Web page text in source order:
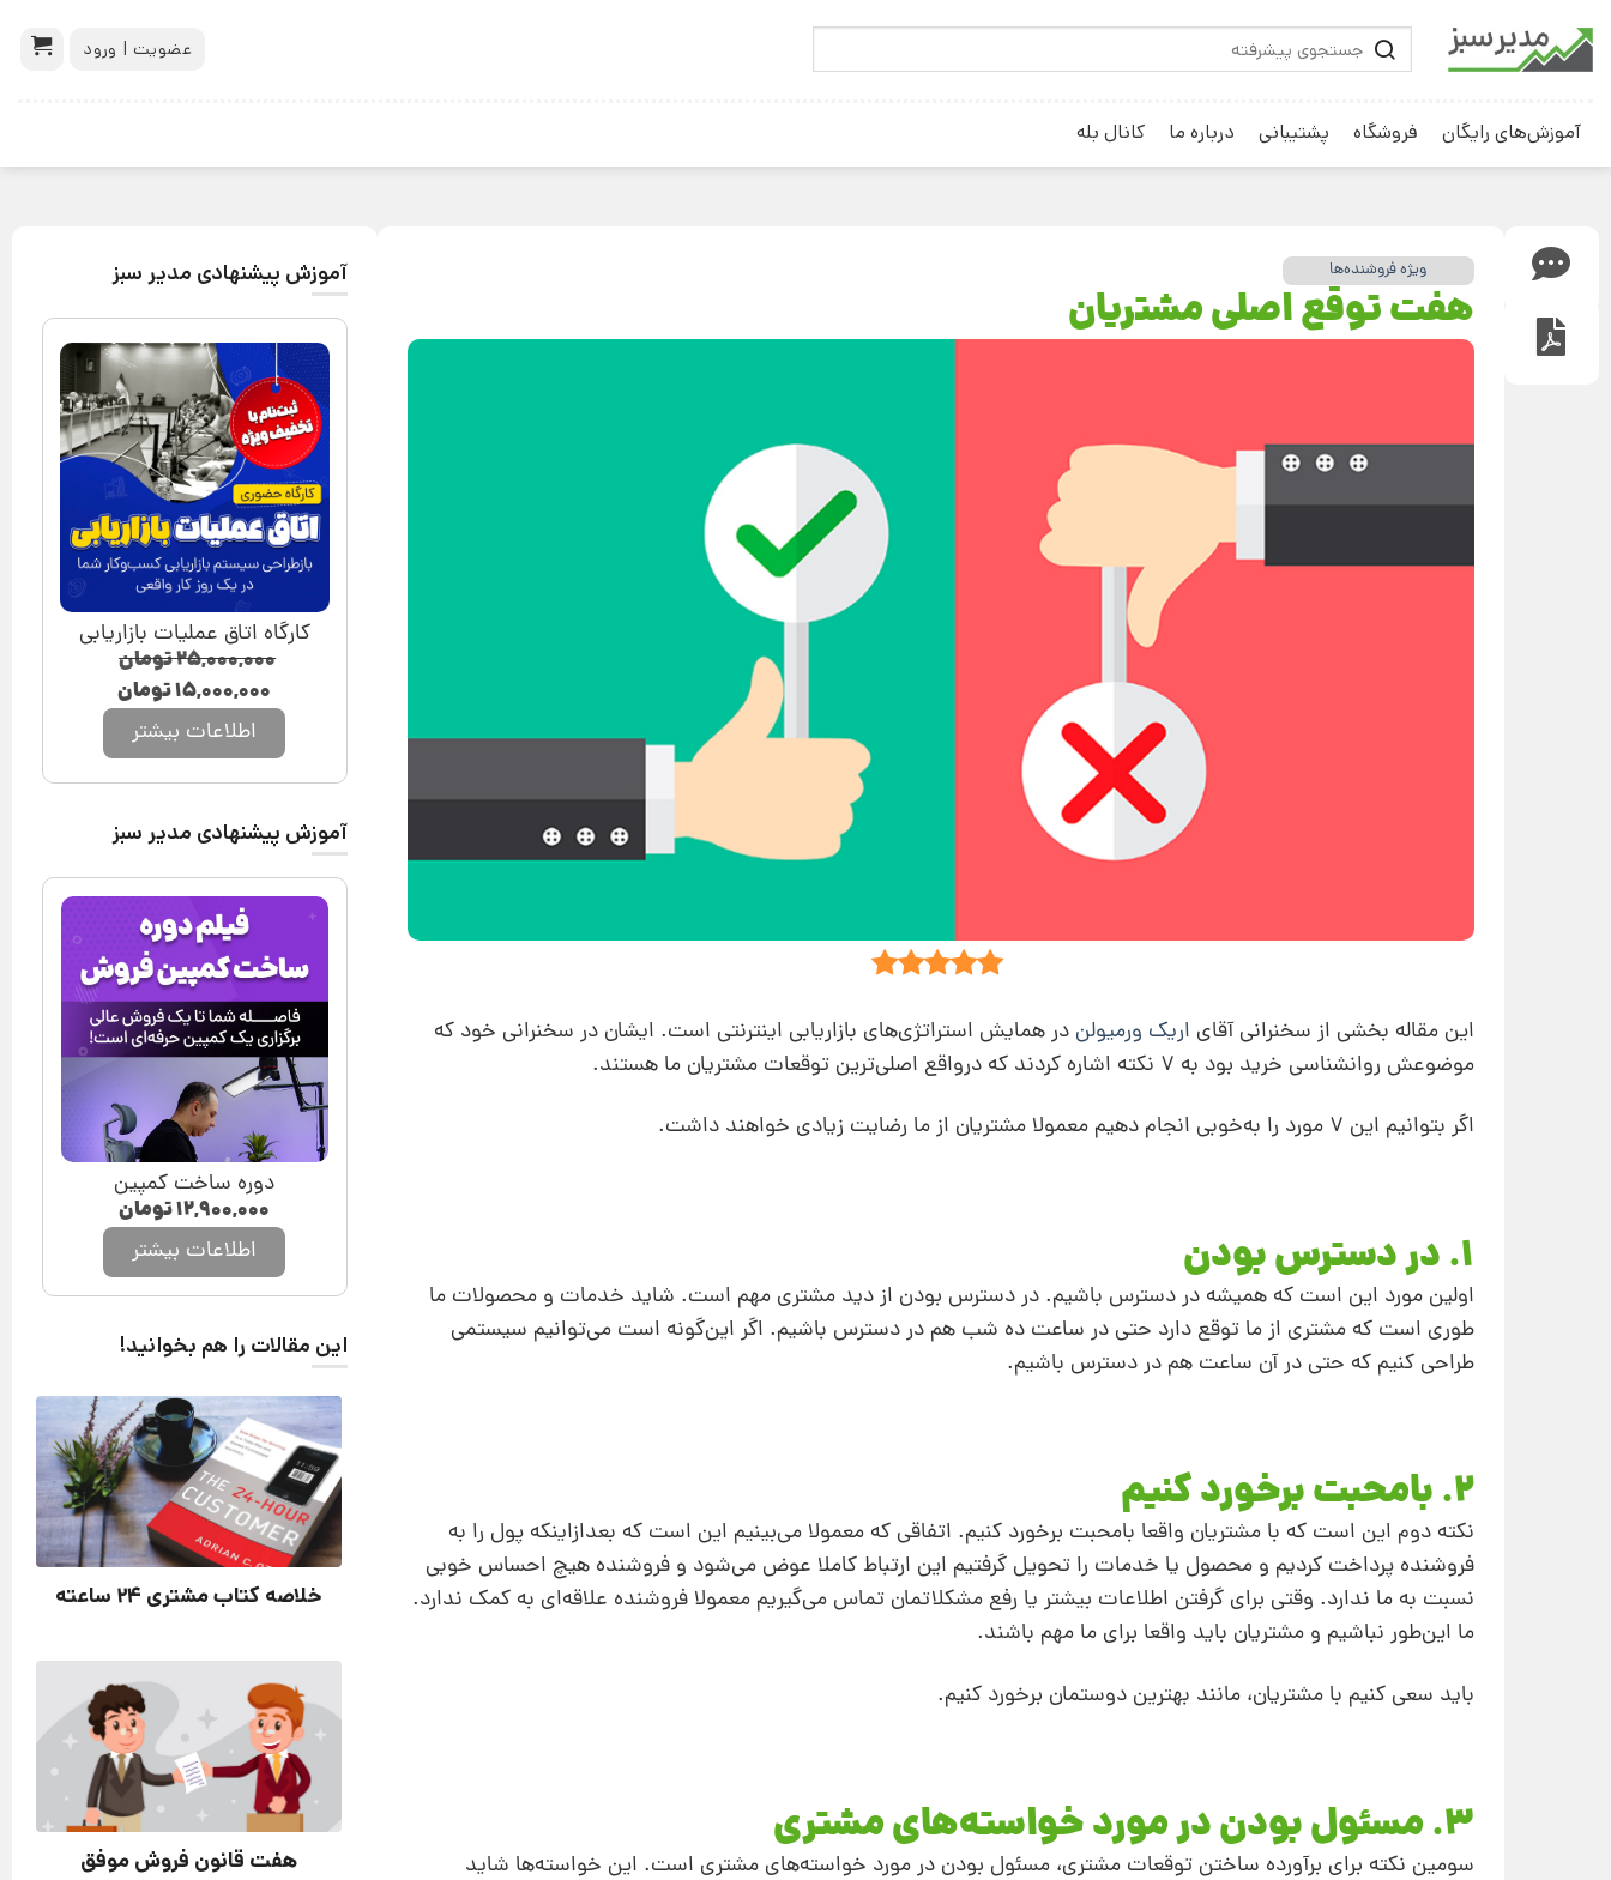
عضویت | ورود
آموزش‌های رایگان فروشگاه پشتیبانی درباره ما کانال بله
ویژه فروشنده‌ها
هفت توقع اصلی مشتریان
این مقاله بخشی از سخنرانی آقای اریک ورمیولن در همایش استراتژی‌های بازاریابی اینترنتی است. ایشان در سخنرانی خود که
موضوعش روانشناسی خرید بود به 7 نکته اشاره کردند که درواقع اصلی‌ترین توقعات مشتریان ما هستند.
اگر بتوانیم این 7 مورد را به‌خوبی انجام دهیم معمولا مشتریان از ما رضایت زیادی خواهند داشت.
1. در دسترس بودن
اولین مورد این است که همیشه در دسترس باشیم. در دسترس بودن از دید مشتری مهم است. شاید خدمات و محصولات ما
طوری است که مشتری از ما توقع دارد حتی در ساعت ده شب هم در دسترس باشیم. اگر این‌گونه است می‌توانیم سیستمی
طراحی کنیم که حتی در آن ساعت هم در دسترس باشیم.
2. بامحبت برخورد کنیم
نکته دوم این است که با مشتریان واقعا بامحبت برخورد کنیم. اتفاقی که معمولا می‌بینیم این است که بعدازاینکه پول را به
فروشنده پرداخت کردیم و محصول یا خدمات را تحویل گرفتیم این ارتباط کاملا عوض می‌شود و فروشنده هیچ احساس خوبی
نسبت به ما ندارد. وقتی برای گرفتن اطلاعات بیشتر یا رفع مشکلاتمان تماس می‌گیریم معمولا فروشنده علاقه‌ای به کمک ندارد.
ما این‌طور نباشیم و مشتریان باید واقعا برای ما مهم باشند.
باید سعی کنیم با مشتریان، مانند بهترین دوستمان برخورد کنیم.
3. مسئول بودن در مورد خواسته‌های مشتری
سومین نکته برای برآورده‌ ساختن توقعات مشتری، مسئول بودن در مورد خواسته‌های مشتری است. این خواسته‌ها شاید
آموزش پیشنهادی مدیر سبز
کارگاه اتاق عملیات بازاریابی
۲۵,۰۰۰,۰۰۰تومان
۱۵,۰۰۰,۰۰۰تومان
اطلاعات بیشتر
آموزش پیشنهادی مدیر سبز
دوره ساخت کمپین
۱۲,۹۰۰,۰۰۰تومان
اطلاعات بیشتر
این مقالات را هم بخوانید!
خلاصه کتاب مشتری 24 ساعته
هفت قانون فروش موفق